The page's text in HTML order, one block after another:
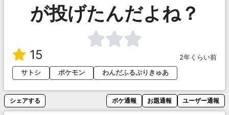
が投げたんだよね？
15
2年くらい前
サトシ
ポケモン わんだふるぷりきゅあ
シェアする ボケ通報 お題通報 ユーザー通報